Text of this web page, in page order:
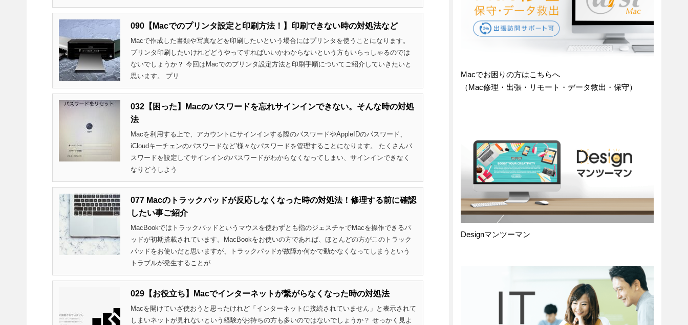
090【Macでのプリンタ設定と印刷方法！】印刷できない時の対処法など
Macで作成した書類や写真などを印刷したいという場合にはプリンタを使うことになります。
プリンタ印刷したいけれどどうやってすればいいかわからないという方もいらっしゃるのでは
ないでしょうか？ 今回はMacでのプリンタ設定方法と印刷手順についてご紹介していきたいと
思います。 プリ
032【困った】Macのパスワードを忘れサインインできない。そんな時の対処
法
Macを利用する上で、アカウントにサインインする際のパスワードやAppleIDのパスワード、
iCloudキーチェンのパスワードなど’様々なパスワードを管理することになります。 たくさんパ
スワードを設定してサインインのパスワードがわからなくなってしまい、サインインできなく
なりどうしよう
077 Macのトラックパッドが反応しなくなった時の対処法！修理する前に確認
したい事ご紹介
MacBookではトラックパッドというマウスを使わずとも指のジェスチャでMacを操作できるパ
ッドが初期搭載されています。MacBookをお使いの方であれば、ほとんどの方がこのトラック
パッドをお使いだと思いますが、トラックパッドが故障か何かで動かなくなってしまうという
トラブルが発生することが
029【お役立ち】Macでインターネットが繋がらなくなった時の対処法
Macを開けていざ使おうと思ったけれど「インターネットに接続されていません」と表示されて
しまいネットが見れないという経験がお持ちの方も多いのではないでしょうか？ せっかく見よ
Macでお困りの方はこちらへ
（Mac修理・出張・リモート・データ救出・保守）
Designマンツーマン